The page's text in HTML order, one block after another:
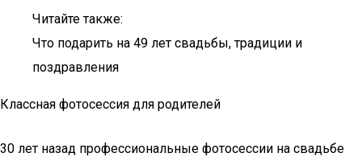
Читайте также:
Что подарить на 49 лет свадьбы, традиции и
поздравления
Классная фотосессия для родителей
30 лет назад профессиональные фотосессии на свадьбе